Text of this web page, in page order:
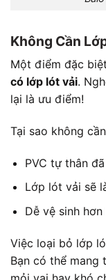
Không Cần
Một điểm đặc
có lớp lót vải.
lại là ưu điểm!
Tại sao không
PVC tự thân
Lớp lót vải sẽ
Dễ vệ sinh
Việc loại bỏ lớp
Bạn có thể mang